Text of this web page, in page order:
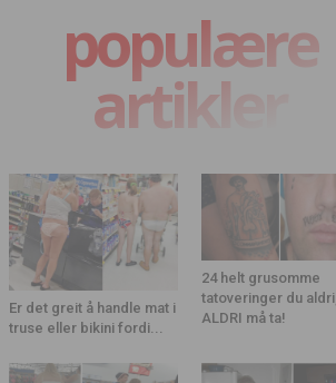
populære
artikler
Er det greit å handle mat i
truse eller bikini fordi...
24 helt grusomme
tatoveringer du aldri,
ALDRI må ta!